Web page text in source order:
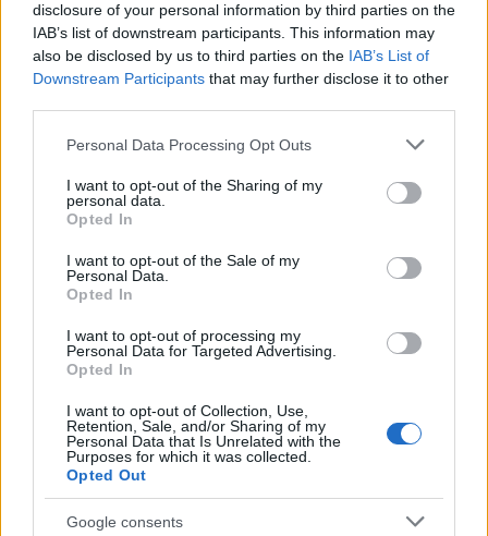
disclosure of your personal information by third parties on the
IAB’s list of downstream participants. This information may
also be disclosed by us to third parties on the IAB’s List of
Downstream Participants that may further disclose it to other
Please note that this website/app uses one or more Google
not limited to your visit or usage behaviour. You may click to
grant or deny consent to Google and its third-party tags to
use your data for below specified purposes in below Google
consent section.
Personal Data Processing Opt Outs
I want to opt-out of the Sharing of my
personal data.
Opted In
I want to opt-out of the Sale of my
Personal Data.
Opted In
I want to opt-out of processing my
Personal Data for Targeted Advertising.
Opted In
I want to opt-out of Collection, Use,
Retention, Sale, and/or Sharing of my
Personal Data that Is Unrelated with the
Purposes for which it was collected.
Opted Out
Google consents
Πιο δημοφιλή
1 Έφυγαν οι συνεργάτες, μένει η Μαρία
Καρυστιανού - Η επόμενη μέρα για την
«Ελπίδα για τη Δημοκρατία»
Συγκίνηση στο τελευταίο αντίο στον Λάκη
Χαλκιά: Με την «Φάμπρικα», λαούτο και
κλαρίνα αποχαιρέτησαν την εμβληματική
φωνή της μεταπολίτευσης
Ποιος είναι ο ελληνοκύπριος Sir Ντέμης
Χασάμπης: Από το σκάκι, στο Νόμπελ
Χημείας και στο «τιμόνι» της AI της Google
Το πολωμένο μελτέμι που τροφοδότησε τις
φωτιές σε Αττική και Βοιωτία: «Από τα
ισχυρότερα επεισόδια των τελευταίων 50
χρόνων»
φωτογραφία για την επέτειο θανάτου της
αδελφής του, Λένας
Πιο σχολιασμένα